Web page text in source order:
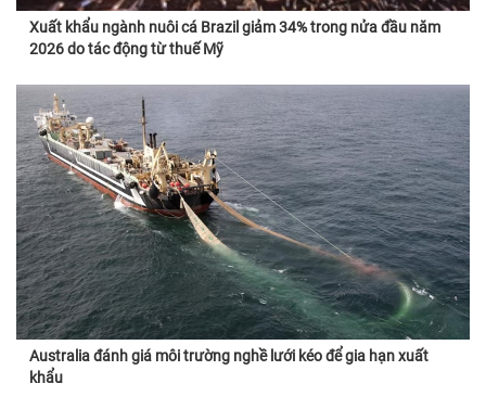
Xuất khẩu ngành nuôi cá Brazil giảm 34% trong nửa đầu năm
2026 do tác động từ thuế Mỹ
Australia đánh giá môi trường nghề lưới kéo để gia hạn xuất
khẩu